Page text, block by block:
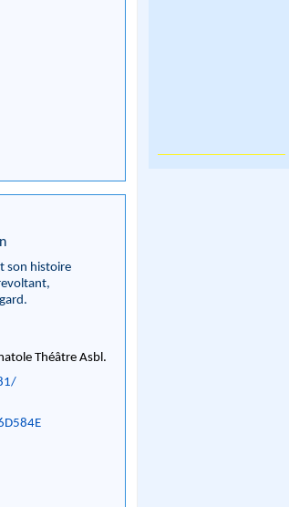
son histoire
Théâtre Asbl.